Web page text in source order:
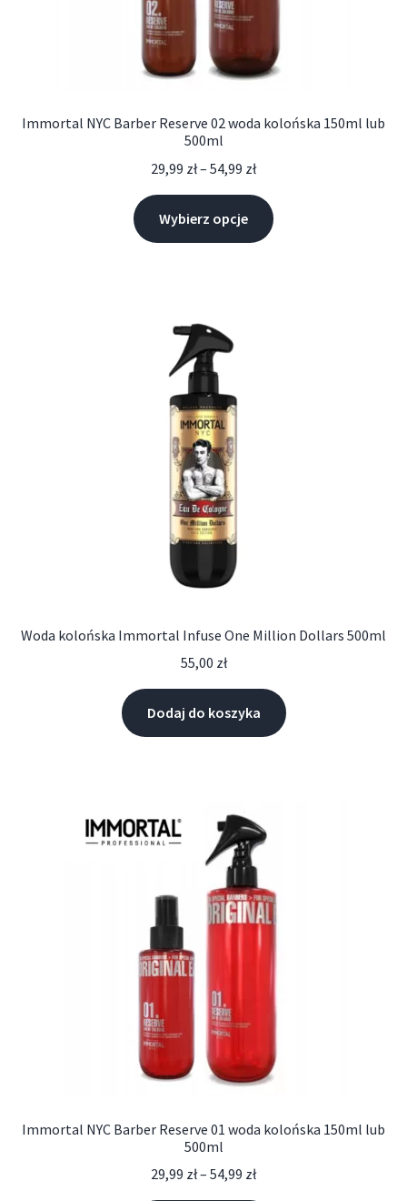
Immortal NYC Barber Reserve 02 woda kolońska 150ml lub
500ml
29,99 zł– 54,99 zł
Wybierz opcje
Woda kolońska Immortal Infuse One Million Dollars 500ml
55,00 zł
Dodaj do koszyka
Immortal NYC Barber Reserve 01 woda kolońska 150ml lub
500ml
29,99 zł– 54,99 zł